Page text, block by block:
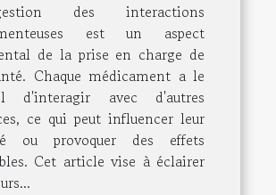
des interactions
est un aspect
de la prise en charge de
Chaque médicament a le
d'interagir avec d'autres
ce qui peut influencer leur
ou provoquer des effets
Cet article vise à éclairer